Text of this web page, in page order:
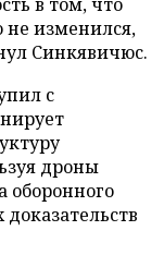
не изменился,
Синкявичюс.
с
дроны
оборонного